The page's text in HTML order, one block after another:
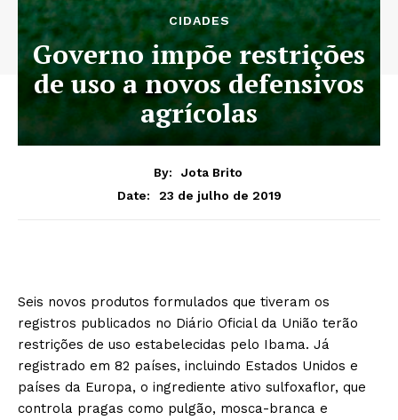
CIDADES
Governo impõe restrições
de uso a novos defensivos
agrícolas
By:
Jota Brito
Date:
23 de julho de 2019
Seis novos produtos formulados que tiveram os
registros publicados no Diário Oficial da União terão
restrições de uso estabelecidas pelo Ibama. Já
registrado em 82 países, incluindo Estados Unidos e
países da Europa, o ingrediente ativo sulfoxaflor, que
controla pragas como pulgão, mosca-branca e